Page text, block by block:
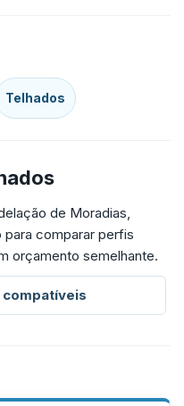
Telhados
de Moradias,
comparar perfis
orçamento semelhante.